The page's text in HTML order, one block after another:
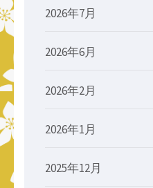
2026年7月
2026年6月
2026年2月
2026年1月
2025年12月